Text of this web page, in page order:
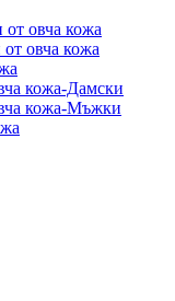
овча кожа
овча кожа
кожа-Дамски
кожа-Мъжки